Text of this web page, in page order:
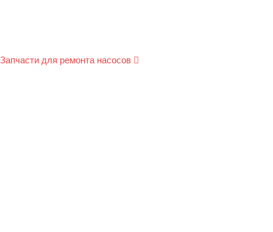
Запчасти для ремонта насосов